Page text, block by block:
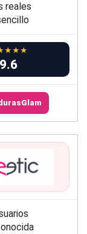
reales
9.6